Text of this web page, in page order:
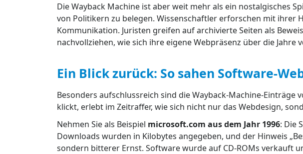
Die Wayback Machine ist aber weit mehr als ein nostalgisches
von Politikern zu belegen. Wissenschaftler erforschen mit ihrer
Kommunikation. Juristen greifen auf archivierte Seiten als
nachvollziehen, wie sich ihre eigene Webpräsenz über die Jahre
Ein Blick zurück: So sahen Software-
Besonders aufschlussreich sind die Wayback-Machine-
klickt, erlebt im Zeitraffer, wie sich nicht nur das Webdesign,
Nehmen Sie als Beispiel microsoft.com aus dem Jahr 1996: Die
Downloads wurden in Kilobytes angegeben, und der Hinweis
sondern bitterer Ernst. Software wurde auf CD-ROMs verkauft